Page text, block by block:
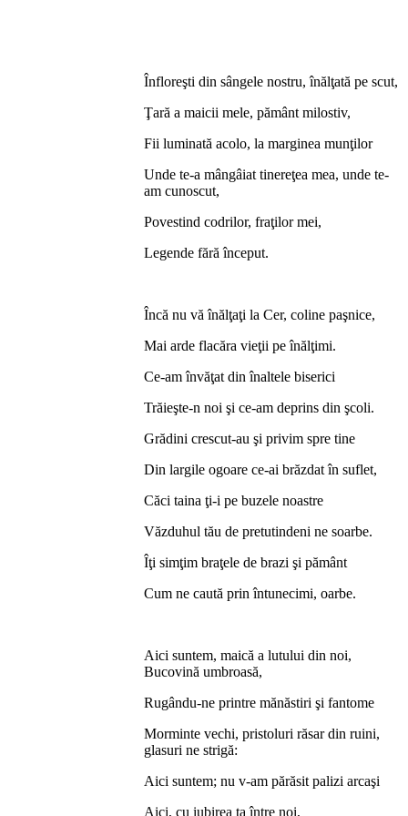
Înfloreşti din sângele nostru, înălţată pe scut,
Ţară a maicii mele, pământ milostiv,
Fii luminată acolo, la marginea munţilor
Unde te-a mângâiat tinereţea mea, unde te-
am cunoscut,
Povestind codrilor, fraţilor mei,
Legende fără început.
Încă nu vă înălţaţi la Cer, coline paşnice,
Mai arde flacăra vieţii pe înălţimi.
Ce-am învăţat din înaltele biserici
Trăieşte-n noi şi ce-am deprins din şcoli.
Grădini crescut-au şi privim spre tine
Din largile ogoare ce-ai brăzdat în suflet,
Căci taina ţi-i pe buzele noastre
Văzduhul tău de pretutindeni ne soarbe.
Îţi simţim braţele de brazi şi pământ
Cum ne caută prin întunecimi, oarbe.
Aici suntem, maică a lutului din noi,
Bucovină umbroasă,
Rugându-ne printre mănăstiri şi fantome
Morminte vechi, pristoluri răsar din ruini,
glasuri ne strigă:
Aici suntem; nu v-am părăsit palizi arcaşi
Aici, cu iubirea ta între noi,